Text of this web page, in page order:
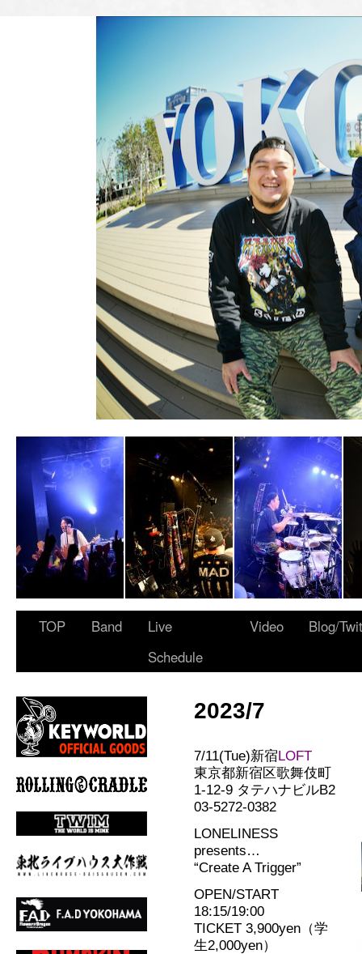
TOP Band
Live
Schedule
Video Blog/
2023/7
7/11(Tue)新宿LOFT
東京都新宿区歌舞伎町
1-12-9 タテハナビルB2
03-5272-0382
LONELINESS
presents…
“Create A Trigger”
OPEN/START
18:15/19:00
TICKET 3,900yen（学
生2,000yen）